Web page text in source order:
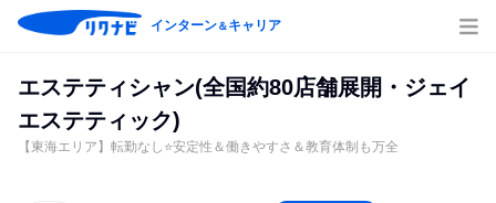
インターン＆キャリア
エステティシャン(全国約80店舗展開・ジェイ
エステティック)
【東海エリア】転勤なし⭐安定性＆働きやすさ＆教育体制も万全